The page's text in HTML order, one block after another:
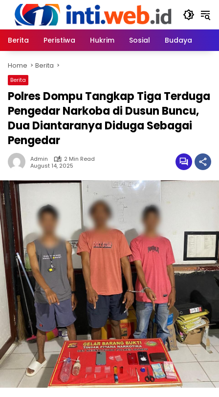
content
Berita
Peristiwa Hukrim Sosial Budaya
Home Berita
Berita
Polres Dompu Tangkap Tiga Terduga
Pengedar Narkoba di Dusun Buncu,
Dua Diantaranya Diduga Sebagai
Pengedar
Admin
2 Min Read
August 14, 2025